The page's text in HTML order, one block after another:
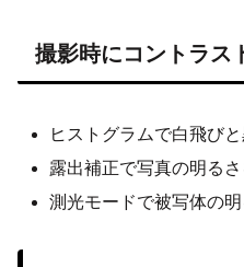
撮影時にコントラス
ヒストグラムで白飛び
露出補正で写真の明る
測光モードで被写体の